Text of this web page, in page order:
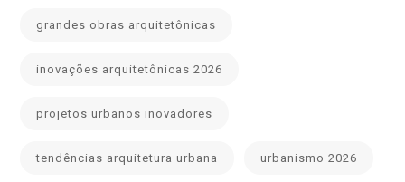
grandes obras arquitetônicas
inovações arquitetônicas 2026
projetos urbanos inovadores
tendências arquitetura urbana urbanismo 2026